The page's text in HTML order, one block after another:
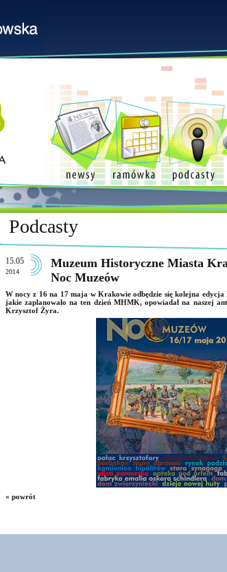
Podcasty
15.05
2014
Muzeum Historyczne Miasta
Noc Muzeów
W nocy z 16 na 17 maja w Krakowie odbędzie się kolejna edycja
jakie zaplanowało na ten dzień MHMK, opowiadał na naszej
Krzysztof Żyra.
« powrót